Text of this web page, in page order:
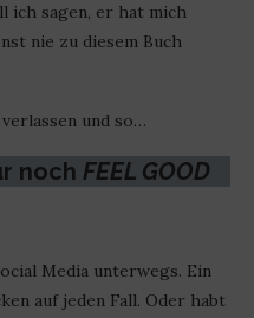
ich sagen, er hat mich
nie zu diesem Buch
und so…
noch FEEL GOOD
Media unterwegs. Ein
auf jeden Fall. Oder habt